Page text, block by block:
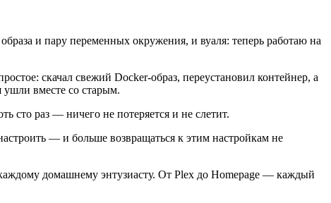
и пару переменных окружения, и вуаля: теперь работаю на
скачал свежий Docker-образ, переустановил контейнер, а
ушли вместе со старым.
сто раз — ничего не потеряется и не слетит.
— и больше возвращаться к этим настройкам не
домашнему энтузиасту. От Plex до Homepage — каждый